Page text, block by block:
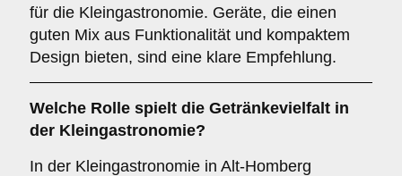
für die Kleingastronomie. Geräte, die einen
guten Mix aus Funktionalität und kompaktem
Design bieten, sind eine klare Empfehlung.
Welche Rolle spielt die Getränkevielfalt in
der Kleingastronomie?
In der Kleingastronomie in Alt-Homberg